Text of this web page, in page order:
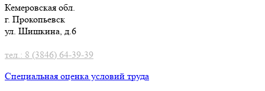
Кемеровская обл.
г. Прокопьевск
ул. Шишкина, д.6
тел.: 8 (3846) 64-39-39
Специальная оценка условий труда